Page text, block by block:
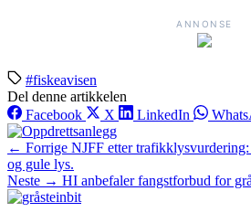
ANNONSE
#fiskeavisen
Del denne artikkelen
Facebook
X LinkedIn
← Forrige NJFF etter
og gule lys.
Neste → HI anbefaler fangstforbud for